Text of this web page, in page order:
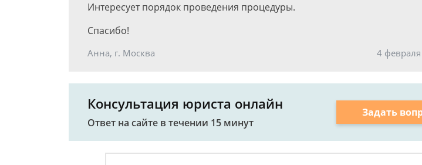
Интересует порядок проведения процедуры.
Спасибо!
Анна, г. Москва 4
Консультация юриста онлайн
Ответ на сайте в течении 15 минут
Задать